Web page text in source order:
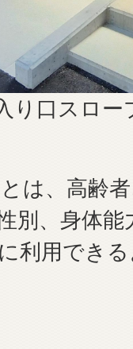
り口スロー
は、高齢
別、身体
利用でき